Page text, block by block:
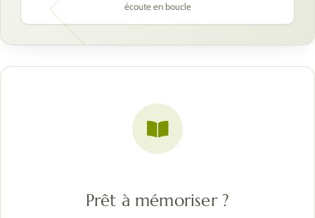
écoute en boucle
Prêt à mémoriser ?